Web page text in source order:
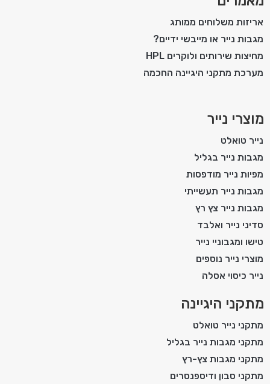
אריזות משלוחים ממותג
מגבות נייר או מייבשי ידיים?
מחיצות שירותים ולוקרים HPL
מערכת מתקני היגיינה החכמה
מוצרי נייר
נייר טואלט
מגבות נייר בגליל
מפיות נייר מודפסות
מגבות נייר תעשייתי
מגבות נייר צץ רץ
סדיני נייר ואלבד
טישו ומגבוניי נייר
מוצרי נייר נוספים
נייר כיסוי אסלה
מתקני היגיינה
מתקני נייר טואלט
מתקני מגבות נייר בגליל
מתקני מגבות צץ-רץ
מתקני סבון ודיספנסרים